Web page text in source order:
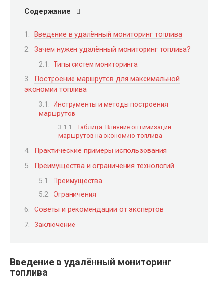
Содержание
Введение в удалённый мониторинг топлива
Зачем нужен удалённый мониторинг топлива?
Типы систем мониторинга
Построение маршрутов для максимальной
экономии топлива
Инструменты и методы построения
маршрутов
Таблица: Влияние оптимизации
маршрутов на экономию топлива
Практические примеры использования
Преимущества и ограничения технологий
Преимущества
Ограничения
Советы и рекомендации от экспертов
Заключение
Введение в удалённый мониторинг
топлива